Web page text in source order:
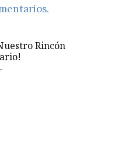
Rincón